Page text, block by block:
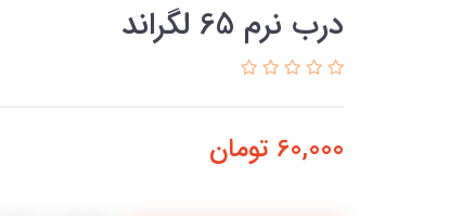
درب نرم 65 لگراند
60,000 تومان